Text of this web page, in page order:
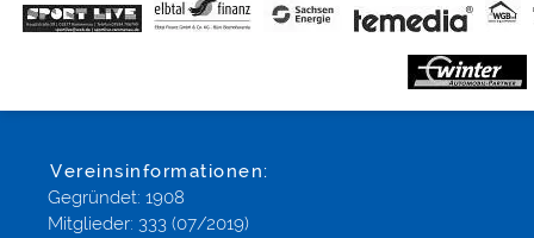
Vereinsinformationen:
Gegründet: 1908
Mitglieder: 333 (07/2019)